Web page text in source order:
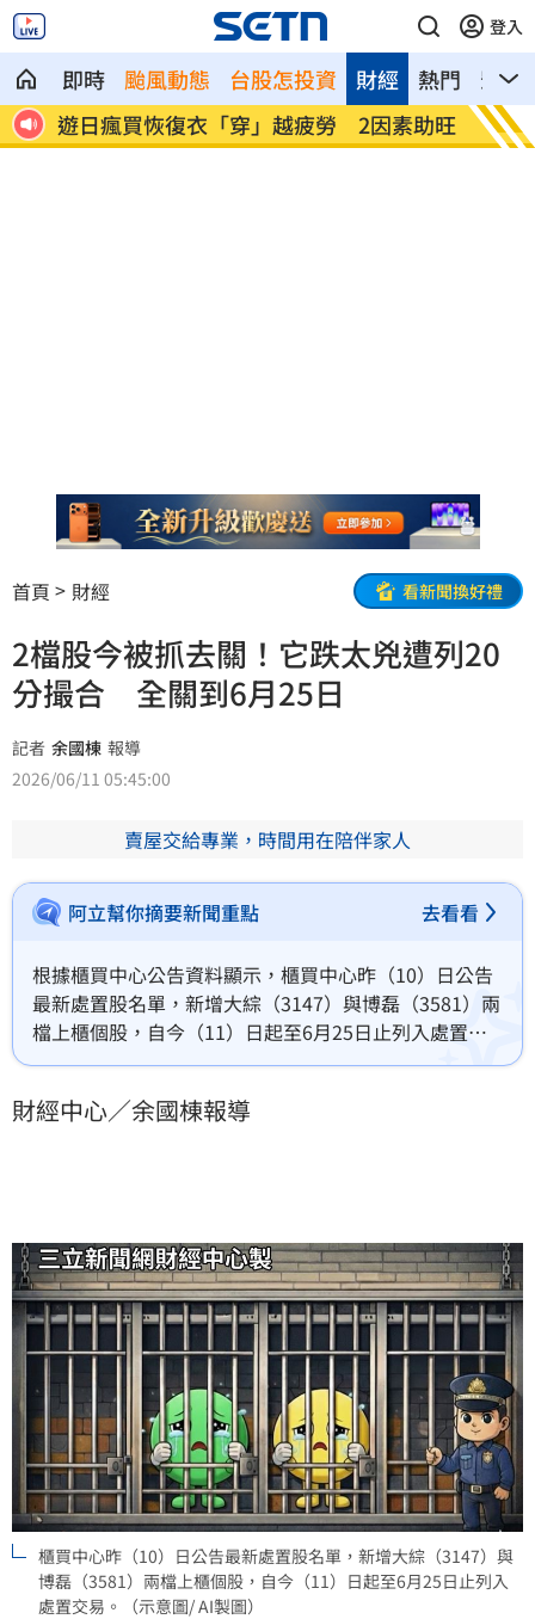
登入
即時 颱風動態 台股怎投資 熱門 影音
財經
造
遊日瘋買恢復衣「穿」越疲勞 2因素助旺
煮菜
傭
首頁 財經 看新聞換好禮
2檔股今被抓去關！它跌太兇遭列20
分撮合 全關到6月25日
記者 余國棟 報導
2026/06/11 05:45:00
賣屋交給專業，時間用在陪伴家人
阿立幫你摘要新聞重點 去看看
根據櫃買中心公告資料顯示，櫃買中心昨（10）日公告
最新處置股名單，新增大綜（3147）與博磊（3581）兩
檔上櫃個股，自今（11）日起至6月25日止列入處置交
易。其中，大綜近6個營業日股價累計上漲38.85%，博
置標準。兩檔個股處置期間皆採20分鐘撮合一次交易方
財經中心／余國棟報導
櫃買中心昨（10）日公告最新處置股名單，新增大綜（3147）與
博磊（3581）兩檔上櫃個股，自今（11）日起至6月25日止列入
處置交易。（示意圖/ AI製圖）